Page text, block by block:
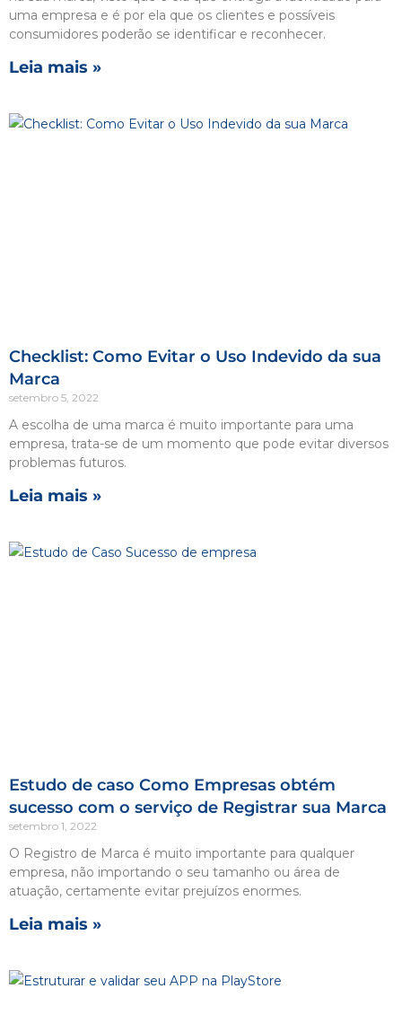
uma empresa e é por ela que os clientes e possíveis
consumidores poderão se identificar e reconhecer.
Leia mais »
Checklist: Como Evitar o Uso Indevido da sua
Marca
setembro 5, 2022
A escolha de uma marca é muito importante para uma
empresa, trata-se de um momento que pode evitar diversos
problemas futuros.
Leia mais »
Estudo de caso Como Empresas obtém
sucesso com o serviço de Registrar sua Marca
setembro 1, 2022
O Registro de Marca é muito importante para qualquer
empresa, não importando o seu tamanho ou área de
atuação, certamente evitar prejuízos enormes.
Leia mais »